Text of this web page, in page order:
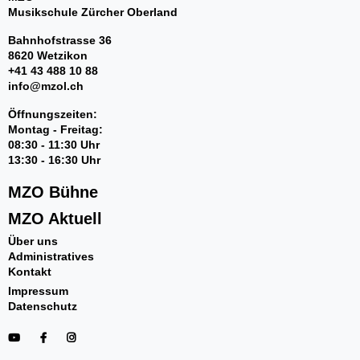
An-/Abmelden
Über uns
MZO Bühne
MZO in der Volksschule
Musikschule Zürcher Oberland
Bahnhofstrasse 36
8620 Wetzikon
+41 43 488 10 88
info@mzol.ch
Öffnungszeiten:
Montag - Freitag:
08:30 - 11:30 Uhr
13:30 - 16:30 Uhr
MZO Bühne
MZO Aktuell
Über uns
Administratives
Kontakt
Impressum
Datenschutz